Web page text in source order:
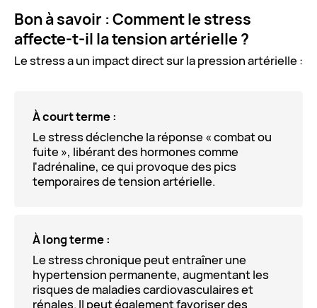
Bon à savoir : Comment le stress
affecte-t-il la tension artérielle ?
Le stress a un impact direct sur la pression artérielle :
À court terme :
Le stress déclenche la réponse « combat ou
fuite », libérant des hormones comme
l'adrénaline, ce qui provoque des pics
temporaires de tension artérielle.
À long terme :
Le stress chronique peut entraîner une
hypertension permanente, augmentant les
risques de maladies cardiovasculaires et
rénales. Il peut également favoriser des